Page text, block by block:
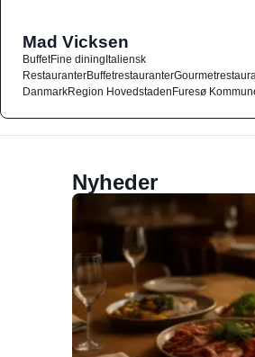
Mad Vicksen
BuffetFine diningItaliensk
RestauranterBuffetrestauranter
DanmarkRegion HovedstadenFuresø
Nyheder